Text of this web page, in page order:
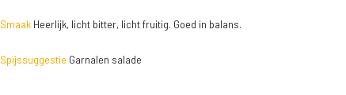
SmaakHeerlijk, licht bitter, licht fruitig. Goed in balans.
Spijssuggestie Garnalen salade